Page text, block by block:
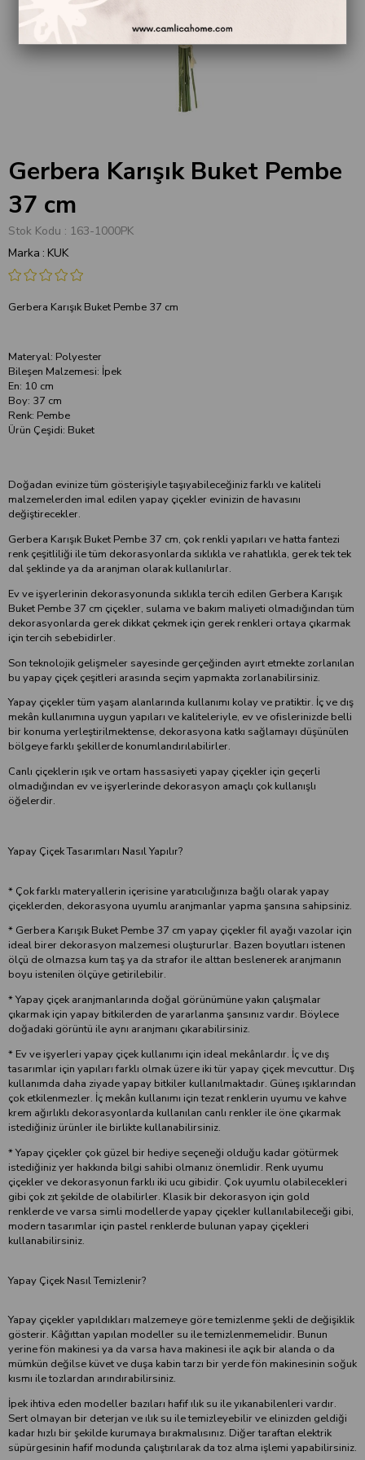
Gerbera Karışık Buket Pembe
37 cm
Stok Kodu
163-1000PK
Marka : KUK
Gerbera Karışık Buket Pembe 37 cm
Materyal: Polyester
Bileşen Malzemesi: İpek
En: 10 cm
Boy: 37 cm
Renk: Pembe
Ürün Çeşidi: Buket
Doğadan evinize tüm gösterişiyle taşıyabileceğiniz farklı ve kaliteli
malzemelerden imal edilen yapay çiçekler evinizin de havasını
değiştirecekler.
Gerbera Karışık Buket Pembe 37 cm, çok renkli yapıları ve hatta fantezi
renk çeşitliliği ile tüm dekorasyonlarda sıklıkla ve rahatlıkla, gerek tek tek
dal şeklinde ya da aranjman olarak kullanılırlar.
Ev ve işyerlerinin dekorasyonunda sıklıkla tercih edilen Gerbera Karışık
Buket Pembe 37 cm çiçekler, sulama ve bakım maliyeti olmadığından tüm
dekorasyonlarda gerek dikkat çekmek için gerek renkleri ortaya çıkarmak
için tercih sebebidirler.
Son teknolojik gelişmeler sayesinde gerçeğinden ayırt etmekte zorlanılan
bu yapay çiçek çeşitleri arasında seçim yapmakta zorlanabilirsiniz.
Yapay çiçekler tüm yaşam alanlarında kullanımı kolay ve pratiktir. İç ve dış
mekân kullanımına uygun yapıları ve kaliteleriyle, ev ve ofislerinizde belli
bir konuma yerleştirilmektense, dekorasyona katkı sağlamayı düşünülen
bölgeye farklı şekillerde konumlandırılabilirler.
Canlı çiçeklerin ışık ve ortam hassasiyeti yapay çiçekler için geçerli
olmadığından ev ve işyerlerinde dekorasyon amaçlı çok kullanışlı
öğelerdir.
Yapay Çiçek Tasarımları Nasıl Yapılır?
* Çok farklı materyallerin içerisine yaratıcılığınıza bağlı olarak yapay
çiçeklerden, dekorasyona uyumlu aranjmanlar yapma şansına sahipsiniz.
* Gerbera Karışık Buket Pembe 37 cm yapay çiçekler fil ayağı vazolar için
ideal birer dekorasyon malzemesi oluştururlar. Bazen boyutları istenen
ölçü de olmazsa kum taş ya da strafor ile alttan beslenerek aranjmanın
boyu istenilen ölçüye getirilebilir.
* Yapay çiçek aranjmanlarında doğal görünümüne yakın çalışmalar
çıkarmak için yapay bitkilerden de yararlanma şansınız vardır. Böylece
doğadaki görüntü ile aynı aranjmanı çıkarabilirsiniz.
* Ev ve işyerleri yapay çiçek kullanımı için ideal mekânlardır. İç ve dış
tasarımlar için yapıları farklı olmak üzere iki tür yapay çiçek mevcuttur. Dış
kullanımda daha ziyade yapay bitkiler kullanılmaktadır. Güneş ışıklarından
çok etkilenmezler. İç mekân kullanımı için tezat renklerin uyumu ve kahve
krem ağırlıklı dekorasyonlarda kullanılan canlı renkler ile öne çıkarmak
istediğiniz ürünler ile birlikte kullanabilirsiniz.
* Yapay çiçekler çok güzel bir hediye seçeneği olduğu kadar götürmek
istediğiniz yer hakkında bilgi sahibi olmanız önemlidir. Renk uyumu
çiçekler ve dekorasyonun farklı iki ucu gibidir. Çok uyumlu olabilecekleri
gibi çok zıt şekilde de olabilirler. Klasik bir dekorasyon için gold
renklerde ve varsa simli modellerde yapay çiçekler kullanılabileceği gibi,
modern tasarımlar için pastel renklerde bulunan yapay çiçekleri
kullanabilirsiniz.
Yapay Çiçek Nasıl Temizlenir?
Yapay çiçekler yapıldıkları malzemeye göre temizlenme şekli de değişiklik
gösterir. Kâğıttan yapılan modeller su ile temizlenmemelidir. Bunun
yerine fön makinesi ya da varsa hava makinesi ile açık bir alanda o da
mümkün değilse küvet ve duşa kabin tarzı bir yerde fön makinesinin soğuk
kısmı ile tozlardan arındırabilirsiniz.
İpek ihtiva eden modeller bazıları hafif ılık su ile yıkanabilenleri vardır.
Sert olmayan bir deterjan ve ılık su ile temizleyebilir ve elinizden geldiği
kadar hızlı bir şekilde kurumaya bırakmalısınız. Diğer taraftan elektrik
süpürgesinin hafif modunda çalıştırılarak da toz alma işlemi yapabilirsiniz.